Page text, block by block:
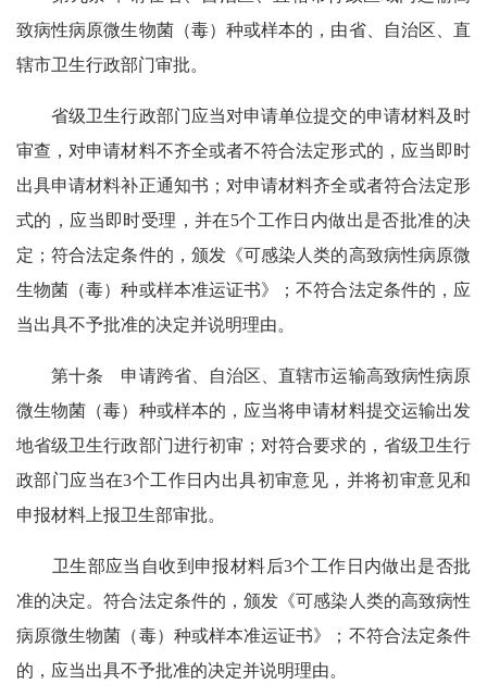
致病性病原微生物菌（毒）种或样本的，由省、自治区、直
辖市卫生行政部门审批。
省级卫生行政部门应当对申请单位提交的申请材料及时
审查，对申请材料不齐全或者不符合法定形式的，应当即时
出具申请材料补正通知书；对申请材料齐全或者符合法定形
式的，应当即时受理，并在5个工作日内做出是否批准的决
定；符合法定条件的，颁发《可感染人类的高致病性病原微
生物菌（毒）种或样本准运证书》；不符合法定条件的，应
当出具不予批准的决定并说明理由。
第十条 申请跨省、自治区、直辖市运输高致病性病原
微生物菌（毒）种或样本的，应当将申请材料提交运输出发
地省级卫生行政部门进行初审；对符合要求的，省级卫生行
政部门应当在3个工作日内出具初审意见，并将初审意见和
申报材料上报卫生部审批。
卫生部应当自收到申报材料后3个工作日内做出是否批
准的决定。符合法定条件的，颁发《可感染人类的高致病性
病原微生物菌（毒）种或样本准运证书》；不符合法定条件
的，应当出具不予批准的决定并说明理由。